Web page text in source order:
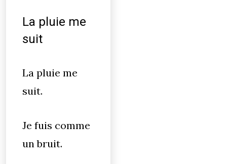
La pluie me
suit
La pluie me
suit.
Je fuis comme
un bruit.